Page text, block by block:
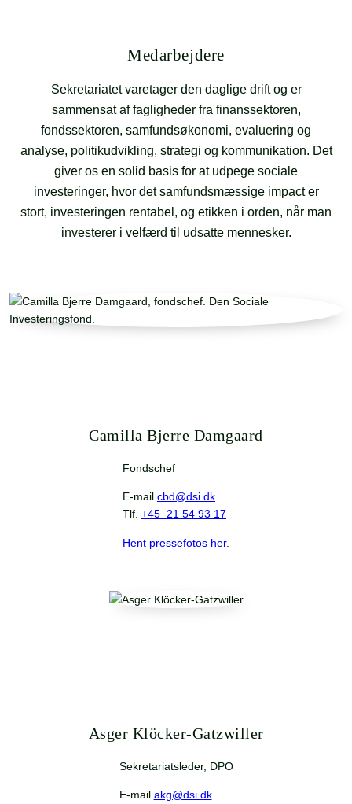
Medarbejdere
Sekretariatet varetager den daglige drift og er
sammensat af fagligheder fra finanssektoren,
fondssektoren, samfundsøkonomi, evaluering og
analyse, politikudvikling, strategi og kommunikation. Det
giver os en solid basis for at udpege sociale
investeringer, hvor det samfundsmæssige impact er
stort, investeringen rentabel, og etikken i orden, når man
investerer i velfærd til udsatte mennesker.
Camilla Bjerre Damgaard
Fondschef
E-mail cbd@dsi.dk
Tlf. +45 21 54 93 17
Hent pressefotos her.
Asger Klöcker-Gatzwiller
Sekretariatsleder, DPO
E-mail akg@dsi.dk